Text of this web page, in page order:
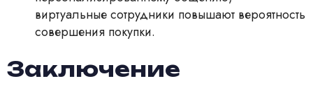
виртуальные сотрудники повышают вероятность
совершения покупки.
Заключение